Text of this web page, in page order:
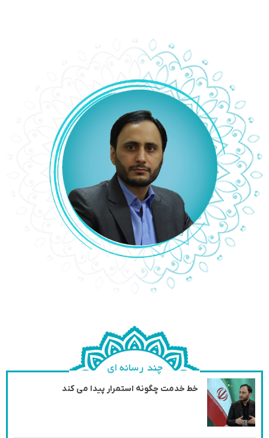
خط خدمت چگونه استمرار پیدا می کند